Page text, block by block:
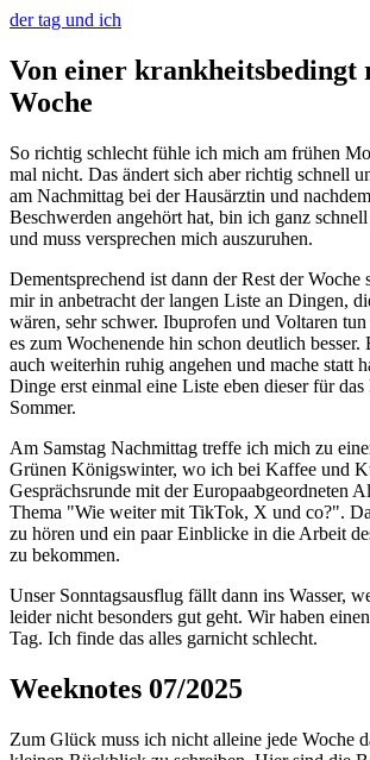
der tag und ich
Von einer krankheitsbedingt
Woche
So richtig schlecht fühle ich mich am frühen
mal nicht. Das ändert sich aber richtig schnell
am Nachmittag bei der Hausärztin und
Beschwerden angehört hat, bin ich ganz
und muss versprechen mich auszuruhen.
Dementsprechend ist dann der Rest der
mir in anbetracht der langen Liste an Dingen,
wären, sehr schwer. Ibuprofen und Voltaren
es zum Wochenende hin schon deutlich besser.
auch weiterhin ruhig angehen und mache statt
Dinge erst einmal eine Liste eben dieser für
Sommer.
Am Samstag Nachmittag treffe ich mich zu
Grünen Königswinter, wo ich bei Kaffee und
Gesprächsrunde mit der Europaabgeordneten
Thema "Wie weiter mit TikTok, X und co?".
zu hören und ein paar Einblicke in die Arbeit
zu bekommen.
Unser Sonntagsausflug fällt dann ins Wasser,
leider nicht besonders gut geht. Wir haben
Tag. Ich finde das alles garnicht schlecht.
Weeknotes 07/2025
Zum Glück muss ich nicht alleine jede Woche